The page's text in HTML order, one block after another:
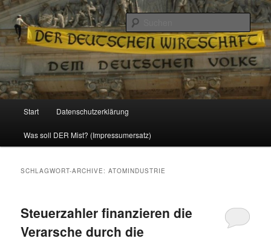
Reizzentrum
Politik, Wirtschaft, Soziales und Gesellschaft
Zum
Inhalt
Zum
sekundären
Start Datenschutzerklärung
Was soll DER Mist? (Impressumersatz)
SCHLAGWORT-ARCHIVE:ATOMINDUSTRIE
Steuerzahler finanzieren die
Verarsche durch die